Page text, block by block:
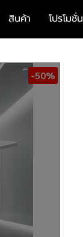
สินค้า โปรโมชั่น
-50%